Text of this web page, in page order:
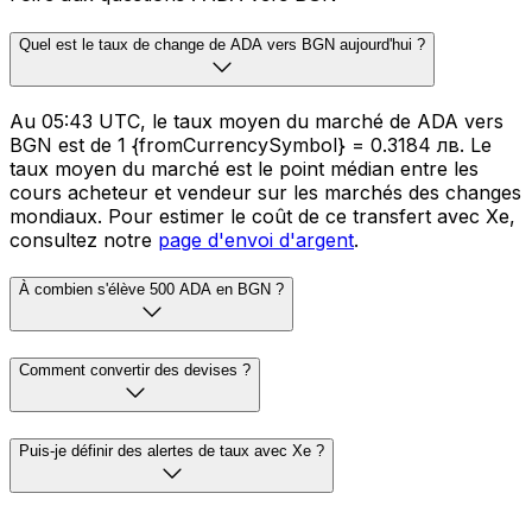
Quel est le taux de change de ADA vers BGN aujourd'hui ?
Au 05:43 UTC, le taux moyen du marché de ADA vers
BGN est de 1 {fromCurrencySymbol} = 0.3184 лв. Le
taux moyen du marché est le point médian entre les
cours acheteur et vendeur sur les marchés des changes
mondiaux. Pour estimer le coût de ce transfert avec Xe,
consultez notre page d'envoi d'argent.
À combien s'élève 500 ADA en BGN ?
Comment convertir des devises ?
Puis-je définir des alertes de taux avec Xe ?